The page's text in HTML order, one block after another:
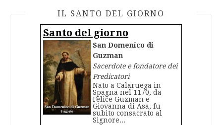
IL SANTO DEL GIORNO
Santo del giorno
San Domenico di
Guzman
Sacerdote e fondatore dei
Predicatori
Nato a Calaruega in
Spagna nel 1170, da
Felice Guzman e
Giovanna di Asa, fu
subito consacrato al
Signore...